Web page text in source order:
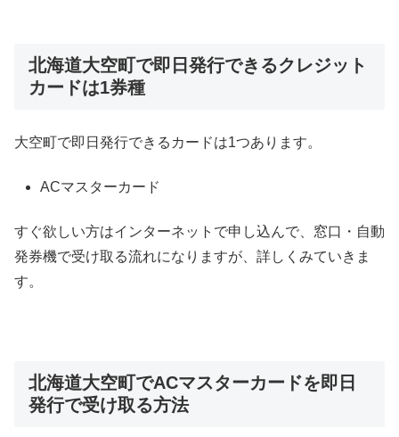
北海道大空町で即日発行できるクレジット
カードは1券種
大空町で即日発行できるカードは1つあります。
ACマスターカード
すぐ欲しい方はインターネットで申し込んで、窓口・自動
発券機で受け取る流れになりますが、詳しくみていきま
す。
北海道大空町でACマスターカードを即日
発行で受け取る方法